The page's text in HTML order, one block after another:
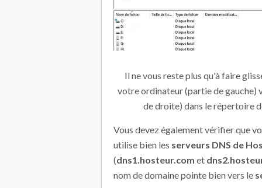
Il ne vous reste plus qu'à faire
votre ordinateur (partie de gauche)
de droite) dans le répertoire
Vous devez également vérifier que
utilise bien les serveurs DNS de
(dns1.hosteur.com et
nom de domaine pointe bien vers le